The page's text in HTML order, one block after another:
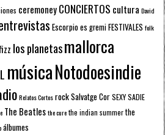
ceremoneyCONCIERTOS cultura David
Escorpioes gremiFESTIVALES folk
los planetasmallorca
músicaNotodoesindie
Relatos CortosrockSalvatge CorSEXY SADIE
The Beatlesthe curethe indian summerthe
álbumes